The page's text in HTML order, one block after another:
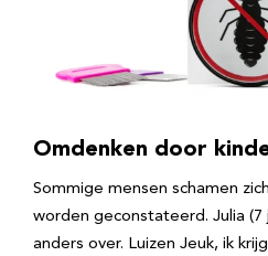
Omdenken door
Sommige mensen schamen
worden geconstateerd. Julia (7
anders over. Luizen Jeuk, ik